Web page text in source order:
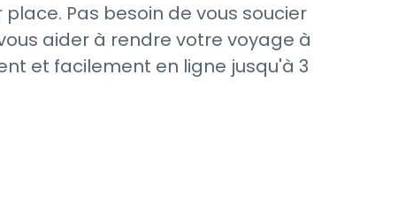
Pas besoin de vous soucier
aider à rendre votre voyage à
et facilement en ligne jusqu'à 3